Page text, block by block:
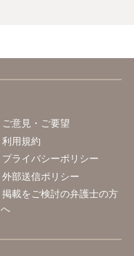
ご意見・ご要望
利用規約
プライバシーポリシー
外部送信ポリシー
掲載をご検討の弁護士の方
へ